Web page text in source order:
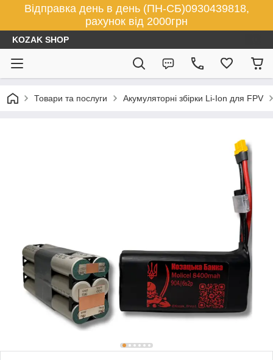
Відправка день в день (ПН-СБ)0930439818,
рахунок від 2000грн
KOZAK SHOP
Товари та послуги Акумуляторні збірки Li-Ion для FPV